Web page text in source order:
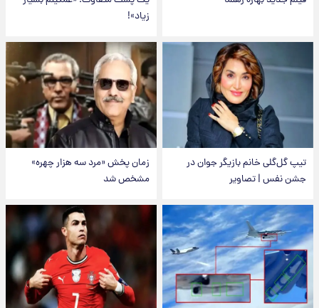
زیاد»!
تیپ گل‌گلی خانم بازیگر جوان در
جشن نفس | تصاویر
زمان پخش «مرد سه هزار چهره»
مشخص شد